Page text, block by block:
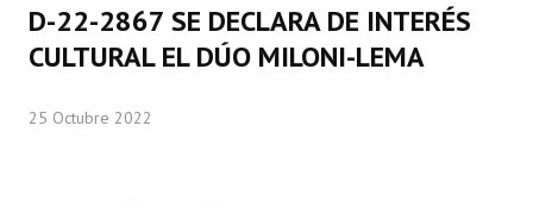
Integrantes del Concejo
D-22-2867 SE DECLARA DE INTERÉS
CULTURAL EL DÚO MILONI-LEMA
25 Octubre 2022